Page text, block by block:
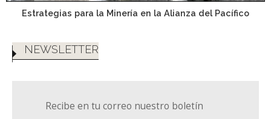
Estrategias para la Minería en la Alianza del Pacífico
NEWSLETTER
Recibe en tu correo nuestro boletín